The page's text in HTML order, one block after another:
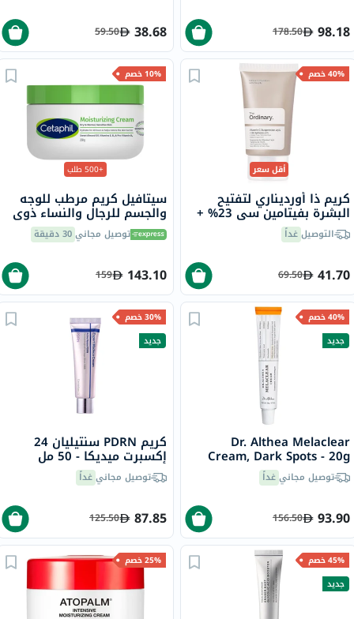
98.18
178.50
38.68
59.50
40% خصم
أقل سعر
كريم ذا أورديناري لتفتيح
البشرة بفيتامين سي 23% +
30 ملالتوصيلغداً
41.70
69.50
10% خصم
+500 طلب
سيتافيل كريم مرطب للوجه
والجسم للرجال والنساء ذوي
البشرة الجافة إلى الجافة جدًا
والحساسة، بدون رائحة، 250 توصيل مجاني30 دقيقة
143.10
159
40% خصم
جديد
Dr. Althea Melaclear
Cream, Dark Spots - 20g
توصيل مجانيغداً
93.90
156.50
30% خصم
جديد
كريم PDRN سنتيليان 24
إكسبرت ميديكا - 50 مل
توصيل مجانيغداً
87.85
125.50
45% خصم
جديد
25% خصم